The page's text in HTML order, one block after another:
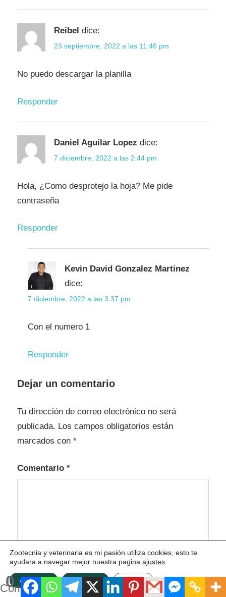
0
Compartidos
Reibel dice:
23 septiembre, 2022 a las 11:46 pm
No puedo descargar la planilla
Responder
Daniel Aguilar Lopez dice:
7 diciembre, 2022 a las 2:44 pm
Hola, ¿Como desprotejo la hoja? Me pide
contraseña
Responder
Kevin David Gonzalez Martinez
dice:
7 diciembre, 2022 a las 3:37 pm
Con el numero 1
Responder
Dejar un comentario
Tu dirección de correo electrónico no será
publicada. Los campos obligatorios están
marcados con *
Comentario *
Zootecnia y veterinaria es mi pasión utiliza cookies, esto te
ayudara a navegar mejor nuestra pagina ajustes
ACEPTAR Rechazar Ajustes